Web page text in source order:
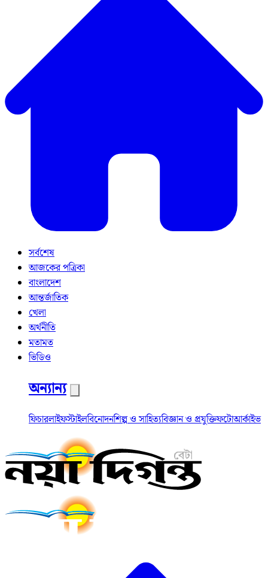
সর্বশেষ
আজকের পত্রিকা
বাংলাদেশ
আন্তর্জাতিক
খেলা
অর্থনীতি
মতামত
ভিডিও
অন্যান্য
ফিচারলাইফস্টাইলবিনোদনশিল্প ও সাহিত্যবিজ্ঞান ও প্রযুক্তিফটোআর্কাইভ